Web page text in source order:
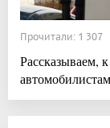
Прочитали: 1
Рассказываем,